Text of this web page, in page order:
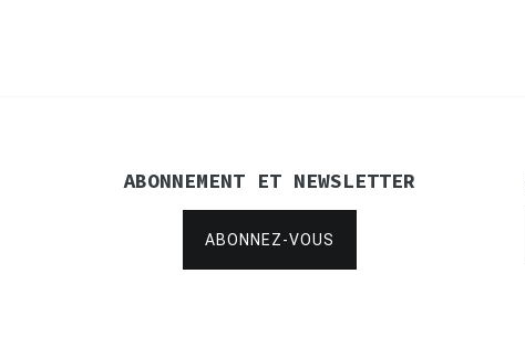
ABONNEMENT ET NEWSLETTER
ABONNEZ-VOUS